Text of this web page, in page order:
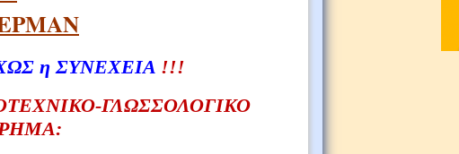
η ΣΥΝΕΧΕΙΑ !!!
ΓΛΩΣΣΟΛΟΓΙΚΟ